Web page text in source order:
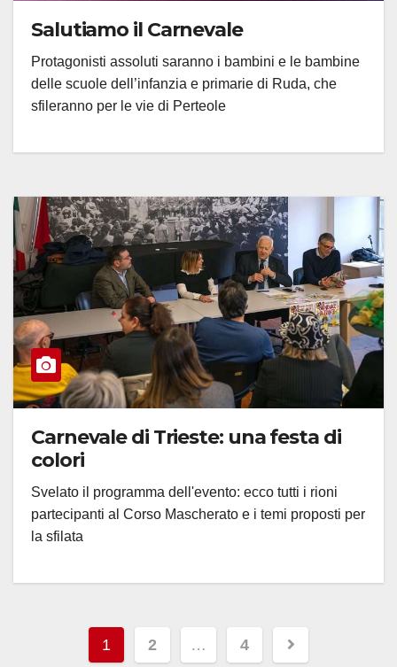
Salutiamo il Carnevale
Protagonisti assoluti saranno i bambini e le bambine
delle scuole dell’infanzia e primarie di Ruda, che
sfileranno per le vie di Perteole
Carnevale di Trieste: una festa di
colori
Svelato il programma dell'evento: ecco tutti i rioni
partecipanti al Corso Mascherato e i temi proposti per
la sfilata
Paginazione
1 2 … 4